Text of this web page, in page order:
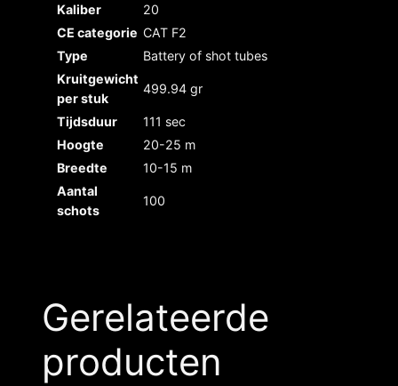
Kaliber
20
CE categorie CAT F2
Type
Battery of shot tubes
Kruitgewicht
per stuk
499.94 gr
Tijdsduur
111 sec
Hoogte
20-25 m
Breedte
10-15 m
Aantal
schots
100
Gerelateerde
producten